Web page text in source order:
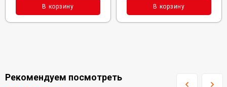
В корзину В корзину
Рекомендуем посмотреть